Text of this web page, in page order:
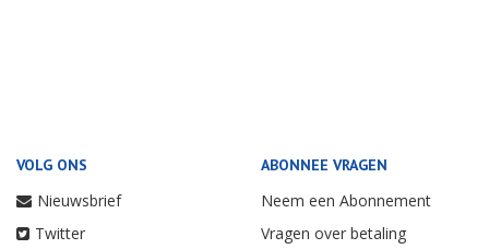
VOLG ONS
Nieuwsbrief
Twitter
ABONNEE VRAGEN
Neem een Abonnement
Vragen over betaling